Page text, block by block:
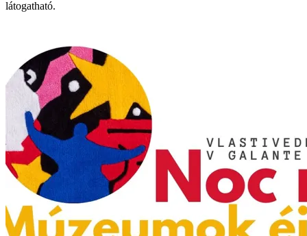
látogatható.